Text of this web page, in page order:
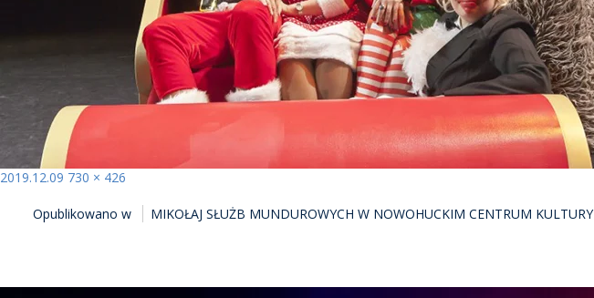
Opublikowano
2019.12.09 Pełny
730 × 426
WPISUOpublikowano w MIKOŁAJ SŁUŻB MUNDUROWYCH W NOWOHUCKIM CENTRUM KULTURY